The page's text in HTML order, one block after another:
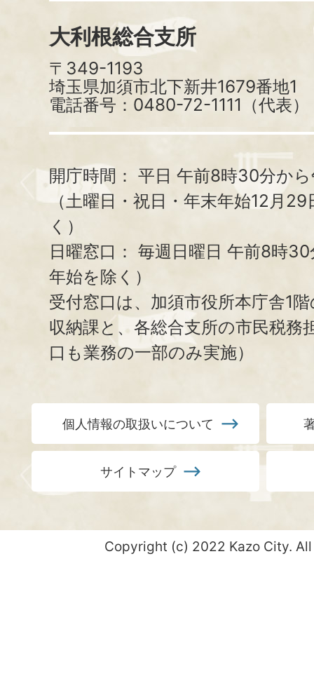
大利根総合支所
〒349-1193
埼玉県加須市北下新井1679番地1
電話番号：0480-72-1111（代表）
開庁時間： 平日 午前8時30分か
（土曜日・祝日・年末年始12月
く）
日曜窓口： 毎週日曜日 午前8時
年始を除く）
受付窓口は、加須市役所本庁舎1
収納課と、 各総合支所の市民税務
口も業務の一部のみ実施）
個人情報の取扱いについて
サイトマップ
Copyright (c) 2022 Kazo City.